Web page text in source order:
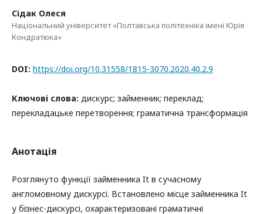
Сідак Олеся
Національний університет «Полтавська політехніка імені Юрія
Кондратюка»
DOI: https://doi.org/10.31558/1815-3070.2020.40.2.9
Ключові слова: дискурс; займенник; переклад;
перекладацьке перетворення; граматична трансформація
Анотація
Розглянуто функції займенника It в сучасному
англомовному дискурсі. Встановлено місце займенника It
у бізнес-дискурсі, охарактеризовані граматичні